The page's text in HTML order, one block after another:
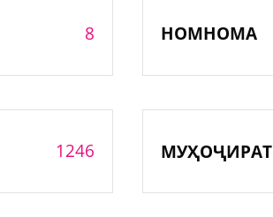
8 НОМНОМА
1246 МУҲОҶИРАТ